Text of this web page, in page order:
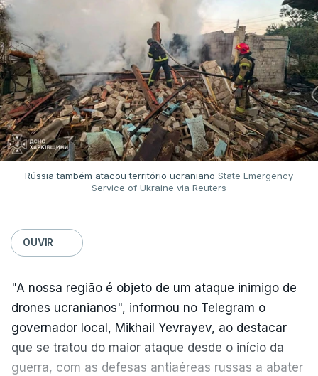
Rússia também atacou território ucraniano State Emergency
Service of Ukraine via Reuters
OUVIR
"A nossa região é objeto de um ataque inimigo de
drones ucranianos", informou no Telegram o
governador local, Mikhail Yevrayev, ao destacar
que se tratou do maior ataque desde o início da
guerra, com as defesas antiaéreas russas a abater